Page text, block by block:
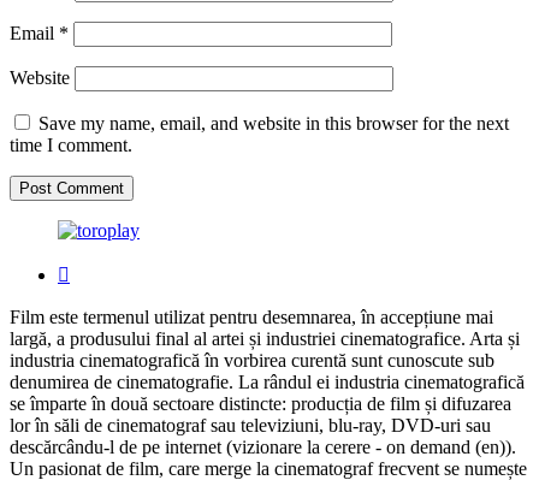
Email *
Website
Save my name, email, and website in this browser for the next
time I comment.
Film este termenul utilizat pentru desemnarea, în accepțiune mai
largă, a produsului final al artei și industriei cinematografice. Arta și
industria cinematografică în vorbirea curentă sunt cunoscute sub
denumirea de cinematografie. La rândul ei industria cinematografică
se împarte în două sectoare distincte: producția de film și difuzarea
lor în săli de cinematograf sau televiziuni, blu-ray, DVD-uri sau
descărcându-l de pe internet (vizionare la cerere - on demand (en)).
Un pasionat de film, care merge la cinematograf frecvent se numește